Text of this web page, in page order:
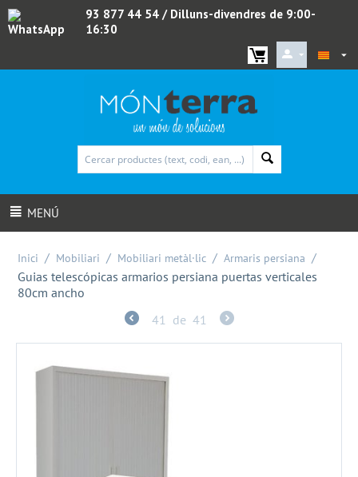
WhatsApp
93 877 44 54 / Dilluns-divendres de 9:00-
16:30
MENÚ
Inici / Mobiliari / Mobiliari metàl·lic / Armaris persiana /
Guias telescópicas armarios persiana puertas verticales
80cm ancho
41
de 41